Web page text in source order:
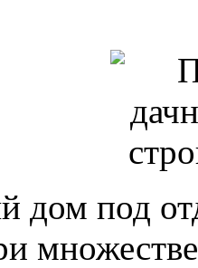
дом под